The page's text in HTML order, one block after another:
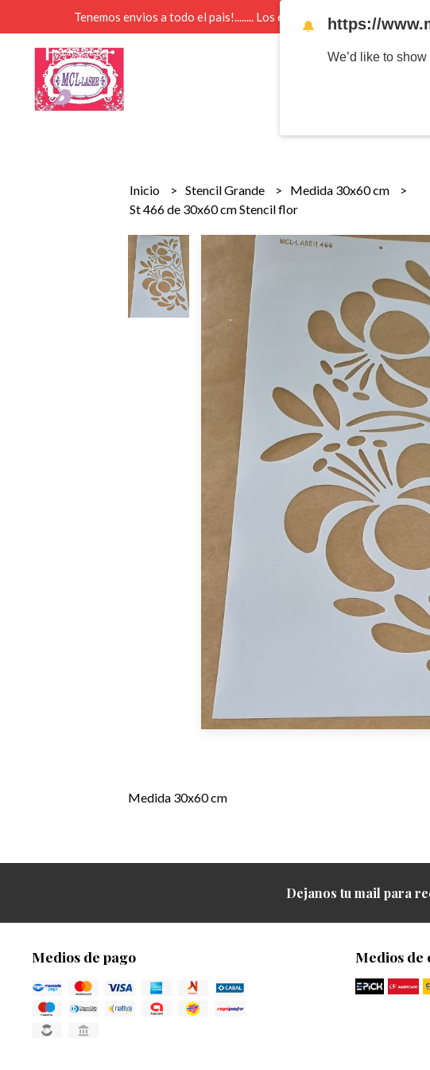
Tenemos envios a todo el pais!........ Los envios Por MENOR se
Inicio Stencil Grande
Medida 30x60 cm
St 466 de 30x60 cm Stencil flor
Medida 30x60 cm
Dejanos tu mail para
Medios de pago Medios de
🔔 https://
We’d like to